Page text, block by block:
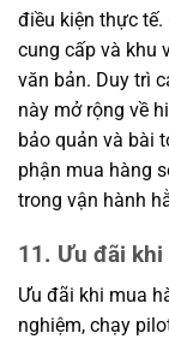
điều kiện thực
cung cấp và khu
văn bản. Duy trì
này mở rộng về
bảo quản và bài
phận mua hàng
trong vận hành
11. Ưu đãi khi
Ưu đãi khi mua
nghiệm, chạy